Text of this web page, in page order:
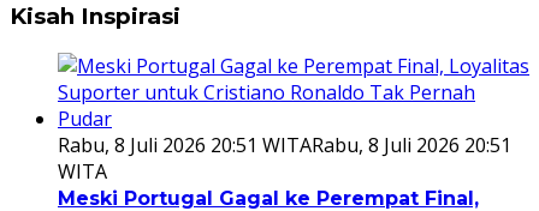
Kisah Inspirasi
Rabu, 8 Juli 2026 20:51 WITARabu, 8 Juli 2026 20:51
WITA
Meski Portugal Gagal ke Perempat Final,